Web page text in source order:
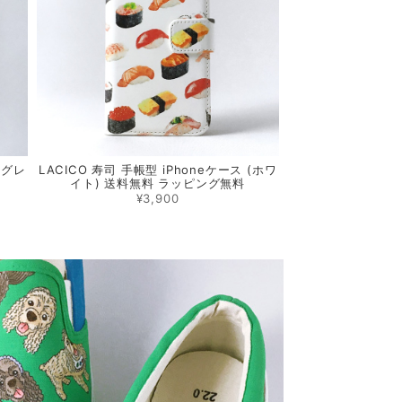
レ
LACICO 寿司 手帳型 iPhoneケース (ホワ
イト) 送料無料 ラッピング無料
¥3,900